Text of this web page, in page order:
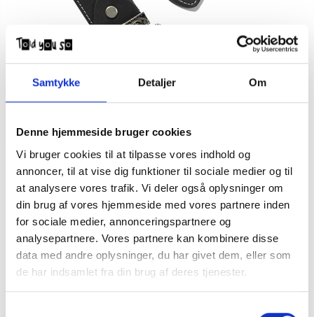
Samtykke Detaljer Om
Denne hjemmeside bruger cookies
Vi bruger cookies til at tilpasse vores indhold og
annoncer, til at vise dig funktioner til sociale medier og til
at analysere vores trafik. Vi deler også oplysninger om
din brug af vores hjemmeside med vores partnere inden
for sociale medier, annonceringspartnere og
analysepartnere. Vores partnere kan kombinere disse
data med andre oplysninger, du har givet dem, eller som
de har indsamlet fra din brug af deres tjenester.
Butter Goods Flame Stitch Belt Black
DKK380,00
Butter Goods bælte
Onesize
NB Voksenstørrelser.